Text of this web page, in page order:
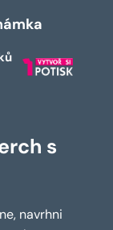
s
navrhni